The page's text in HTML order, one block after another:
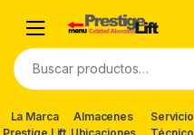
navigation
content
Buscar
por:
La Marca
Almacenes
Servicio